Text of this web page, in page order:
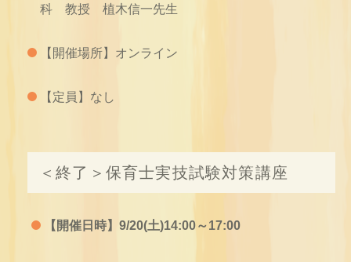
科 教授 植木信一先生
【開催場所】オンライン
【定員】なし
＜終了＞保育士実技試験対策講座
【開催日時】9/20(土)14:00～17:00